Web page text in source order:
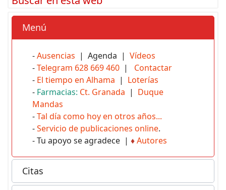
Menú
-Ausencias | Agenda | Vídeos
-Telegram 628 669 460 | Contactar
- El tiempo en Alhama | Loterías
- Farmacias: Ct. Granada | Duque
Mandas
-Tal día como hoy en otros años...
-Servicio de publicaciones online.
- Tu apoyo se agradece | ♦Autores
Citas